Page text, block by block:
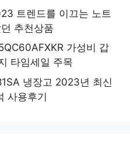
트렌드를 이끄는 노트
추천상품
가성비 갑
타임세일 주목
냉장고 2023년 최신
사용후기